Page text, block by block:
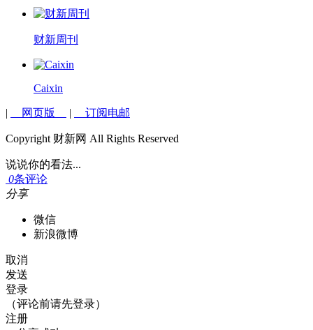
财新周刊
Caixin
| 网页版 | 订阅电邮
Copyright 财新网 All Rights Reserved
说说你的看法...
0条评论
分享
微信
新浪微博
取消
发送
登录
（评论前请先登录）
注册